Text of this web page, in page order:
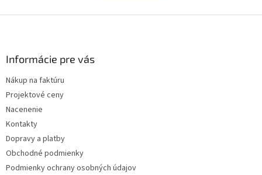
Informácie pre vás
Nákup na faktúru
Projektové ceny
Nacenenie
Kontakty
Dopravy a platby
Obchodné podmienky
Podmienky ochrany osobných údajov